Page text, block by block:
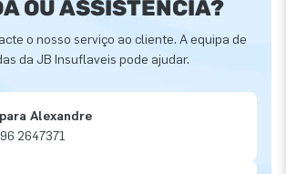
OU ASSISTÊNCIA?
o nosso serviço ao cliente. A equipa de
da JB Insuflaveis pode ajudar.
Alexandre
2647371